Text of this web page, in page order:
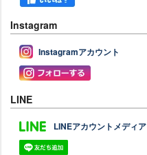
Instagram
Instagramアカウント
LINE
LINEアカウントメディア